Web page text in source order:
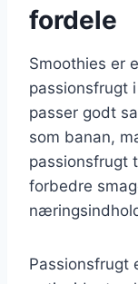
fordele
Smoothies er
passionsfrugt
passer godt
som banan,
passionsfrugt
forbedre
Passionsfrugt